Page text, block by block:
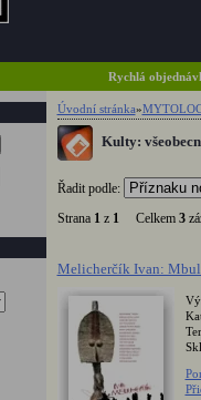
Rychlá
Úvodní stránka»
Kulty:
Řadit podle:
Strana 1 z 1 Celkem 3
Melicherčík Ivan: